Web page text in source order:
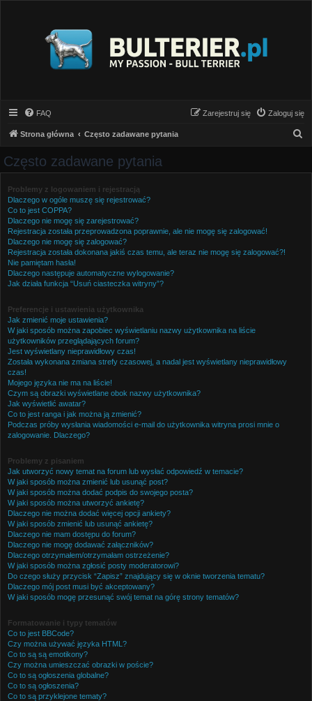
FAQ Zaloguj się
Zarejestruj się
Strona główna Często zadawane pytania
Często zadawane pytania
Problemy z logowaniem i rejestracją
Dlaczego w ogóle muszę się rejestrować?
Co to jest COPPA?
Dlaczego nie mogę się zarejestrować?
Rejestracja została przeprowadzona poprawnie, ale nie mogę się zalogować!
Dlaczego nie mogę się zalogować?
Rejestracja została dokonana jakiś czas temu, ale teraz nie mogę się zalogować?!
Nie pamiętam hasła!
Dlaczego następuje automatyczne wylogowanie?
Jak działa funkcja “Usuń ciasteczka witryny”?
Preferencje i ustawienia użytkownika
Jak zmienić moje ustawienia?
W jaki sposób można zapobiec wyświetlaniu nazwy użytkownika na liście
użytkowników przeglądających forum?
Jest wyświetlany nieprawidłowy czas!
Została wykonana zmiana strefy czasowej, a nadal jest wyświetlany nieprawidłowy
czas!
Mojego języka nie ma na liście!
Czym są obrazki wyświetlane obok nazwy użytkownika?
Jak wyświetlić awatar?
Co to jest ranga i jak można ją zmienić?
Podczas próby wysłania wiadomości e-mail do użytkownika witryna prosi mnie o
zalogowanie. Dlaczego?
Problemy z pisaniem
Jak utworzyć nowy temat na forum lub wysłać odpowiedź w temacie?
W jaki sposób można zmienić lub usunąć post?
W jaki sposób można dodać podpis do swojego posta?
W jaki sposób można utworzyć ankietę?
Dlaczego nie można dodać więcej opcji ankiety?
W jaki sposób zmienić lub usunąć ankietę?
Dlaczego nie mam dostępu do forum?
Dlaczego nie mogę dodawać załączników?
Dlaczego otrzymałem/otrzymałam ostrzeżenie?
W jaki sposób można zgłosić posty moderatorowi?
Do czego służy przycisk “Zapisz” znajdujący się w oknie tworzenia tematu?
Dlaczego mój post musi być akceptowany?
W jaki sposób mogę przesunąć swój temat na górę strony tematów?
Formatowanie i typy tematów
Co to jest BBCode?
Czy można używać języka HTML?
Co to są są emotikony?
Czy można umieszczać obrazki w poście?
Co to są ogłoszenia globalne?
Co to są ogłoszenia?
Co to są przyklejone tematy?